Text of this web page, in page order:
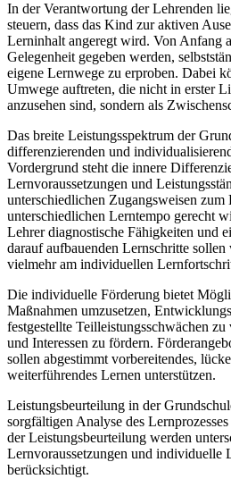
In der Verantwortung der Lehrenden
steuern, dass das Kind zur aktiven
Lerninhalt angeregt wird. Von Anfang
Gelegenheit gegeben werden,
eigene Lernwege zu erproben. Dabei
Umwege auftreten, die nicht in erster
anzusehen sind, sondern als
Das breite Leistungsspektrum der
differenzierenden und
Vordergrund steht die innere
Lernvoraussetzungen und
unterschiedlichen Zugangsweisen
unterschiedlichen Lerntempo gerecht
Lehrer diagnostische Fähigkeiten und
darauf aufbauenden Lernschritte
vielmehr am individuellen
Die individuelle Förderung bietet
Maßnahmen umzusetzen,
festgestellte Teilleistungsschwächen
und Interessen zu fördern.
sollen abgestimmt vorbereitendes,
weiterführendes Lernen unterstützen.
Leistungsbeurteilung in der
sorgfältigen Analyse des
der Leistungsbeurteilung werden
Lernvoraussetzungen und individuelle
berücksichtigt.